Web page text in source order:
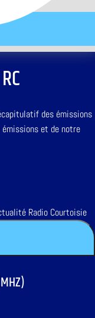
des émissions
émissions et de notre
Radio Courtoisie